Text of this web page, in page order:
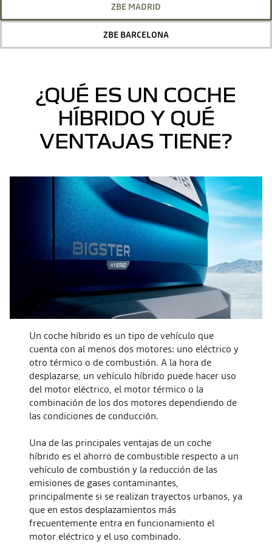
ZBE MADRID
ZBE BARCELONA
¿QUÉ ES UN COCHE
HÍBRIDO Y QUÉ
VENTAJAS TIENE?
Un coche híbrido es un tipo de vehículo que
cuenta con al menos dos motores: uno eléctrico y
otro térmico o de combustión. A la hora de
desplazarse, un vehículo híbrido puede hacer uso
del motor eléctrico, el motor térmico o la
combinación de los dos motores dependiendo de
las condiciones de conducción.
Una de las principales ventajas de un coche
híbrido es el ahorro de combustible respecto a un
vehículo de combustión y la reducción de las
emisiones de gases contaminantes,
principalmente si se realizan trayectos urbanos, ya
que en estos desplazamientos más
frecuentemente entra en funcionamiento el
motor eléctrico y el uso combinado.